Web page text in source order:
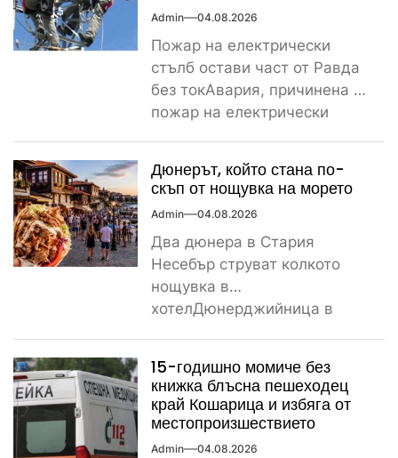
Admin 04.08.2026
Пожар на електрически
стълб остави част от Равда
без токАвария, причинена от
пожар на електрически
Дюнерът, който стана по-
скъп от нощувка на морето
Admin 04.08.2026
Два дюнера в Стария
Несебър струват колкото
нощувка в
хотелДюнерджийница в
скъпотия на храната...
15-годишно момиче без
книжка блъсна пешеходец
край Кошарица и избяга от
местопроизшествието
Admin 04.08.2026